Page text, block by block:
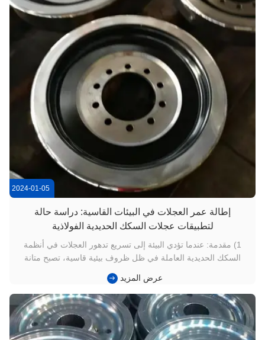
2024-01-05
إطالة عمر العجلات في البيئات القاسية: دراسة حالة
لتطبيقات عجلات السكك الحديدية الفولاذية
1) مقدمة: عندما تؤدي البيئة إلى تسريع تدهور العجلات في أنظمة
السكك الحديدية العاملة في ظل ظروف بيئية قاسية، تصبح متانة
بشكل كبير ارتداء والتعب في عجلات الحديد الصلبهذه العوامل
الخارجية ، جنبا إلى جنب مع الأحمال الميكانيكية العادية ، غالبا ما ت...
عرض المزيد